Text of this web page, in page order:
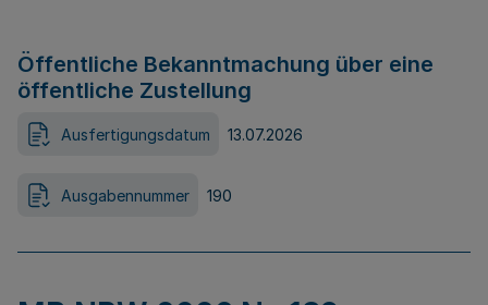
Öffentliche Bekanntmachung über eine
öffentliche Zustellung
Ausfertigungsdatum 13.07.2026
Ausgabennummer 190